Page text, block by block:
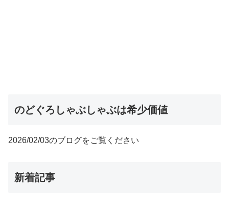
のどぐろしゃぶしゃぶは希少価値
2026/02/03のブログをご覧ください
新着記事